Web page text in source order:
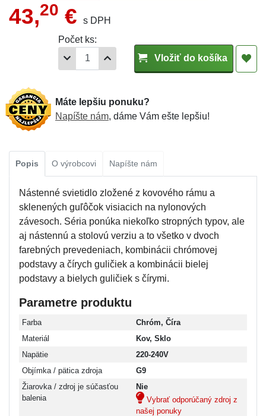
43,20 €
s DPH
Počet ks:
Vložiť do košíka
Máte lepšiu ponuku?
Napíšte nám, dáme Vám ešte lepšiu!
Popis O výrobcovi Napíšte nám
Nástenné svietidlo zložené z kovového rámu a
sklenených guľôčok visiacich na nylonových
závesoch. Séria ponúka niekoľko stropných typov, ale
aj nástennú a stolovú verziu a to všetko v dvoch
farebných prevedeniach, kombinácii chrómovej
podstavy a čírych guličiek a kombinácii bielej
podstavy a bielych guličiek s čírymi.
Parametre produktu
Farba
Chróm, Číra
Materiál
Kov, Sklo
Napätie
220-240V
Objímka / pätica zdroja
G9
Žiarovka / zdroj je súčasťou
balenia
Nie
Vybrať odporúčaný zdroj z
našej ponuky